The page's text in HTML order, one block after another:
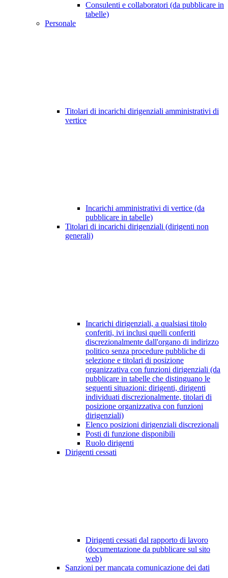
Consulenti e collaboratori (da pubblicare in
tabelle)
Personale
Titolari di incarichi dirigenziali amministrativi di
vertice
Incarichi amministrativi di vertice (da
pubblicare in tabelle)
Titolari di incarichi dirigenziali (dirigenti non
generali)
Incarichi dirigenziali, a qualsiasi titolo
conferiti, ivi inclusi quelli conferiti
discrezionalmente dall'organo di indirizzo
politico senza procedure pubbliche di
selezione e titolari di posizione
organizzativa con funzioni dirigenziali (da
pubblicare in tabelle che distinguano le
seguenti situazioni: dirigenti, dirigenti
individuati discrezionalmente, titolari di
posizione organizzativa con funzioni
dirigenziali)
Elenco posizioni dirigenziali discrezionali
Posti di funzione disponibili
Ruolo dirigenti
Dirigenti cessati
Dirigenti cessati dal rapporto di lavoro
(documentazione da pubblicare sul sito
web)
Sanzioni per mancata comunicazione dei dati